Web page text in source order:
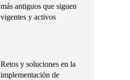
más antiguos que siguen
vigentes y activos
Retos y soluciones en la
implementación de